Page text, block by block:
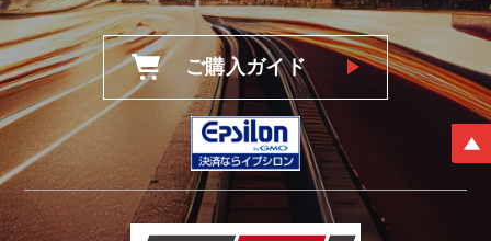
す。
明らかに当社またはメーカーに瑕疵が認めら
れる場合（商品誤発送・初期不良・運送破損
等）につきましては、
当社よりメーカー・運送会社へ状況報告・確
認の上、同等品・代替品への交換対応の手配
をさせて頂きます。
尚、やむを得ず同等品・代替品をご用意出来
ない場合はご返金とさせて頂きます。
ご購入ガイド